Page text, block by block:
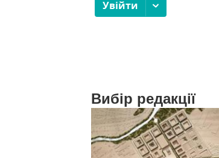
Вибір редакції